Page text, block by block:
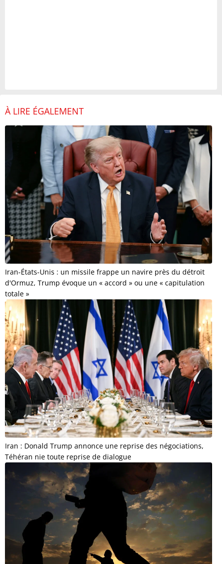
À LIRE ÉGALEMENT
Iran-États-Unis : un missile frappe un navire près du détroit
d'Ormuz, Trump évoque un « accord » ou une « capitulation
totale »
Iran : Donald Trump annonce une reprise des négociations,
Téhéran nie toute reprise de dialogue